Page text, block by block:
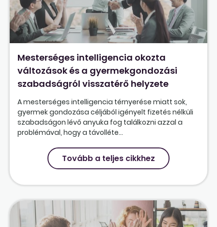
Mesterséges intelligencia okozta
változások és a gyermekgondozási
szabadságról visszatérő helyzete
A mesterséges intelligencia térnyerése miatt sok,
gyermek gondozása céljából igényelt fizetés nélküli
szabadságon lévő anyuka fog találkozni azzal a
problémával, hogy a távolléte...
Tovább a teljes cikkhez